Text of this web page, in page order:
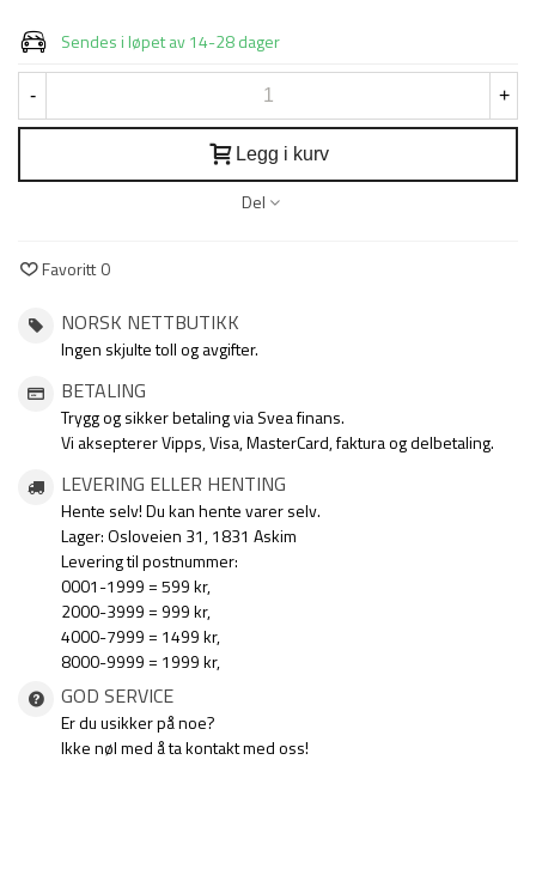
Sendes i løpet av 14-28 dager
- +
Legg i kurv
Del
Favoritt 0
NORSK NETTBUTIKK
Ingen skjulte toll og avgifter.
BETALING
Trygg og sikker betaling via Svea finans.
Vi aksepterer Vipps, Visa, MasterCard, faktura og delbetaling.
LEVERING ELLER HENTING
Hente selv! Du kan hente varer selv.
Lager: Osloveien 31, 1831 Askim
Levering til postnummer:
0001-1999 = 599 kr,
2000-3999 = 999 kr,
4000-7999 = 1499 kr,
8000-9999 = 1999 kr,
GOD SERVICE
Er du usikker på noe?
Ikke nøl med å ta kontakt med oss!